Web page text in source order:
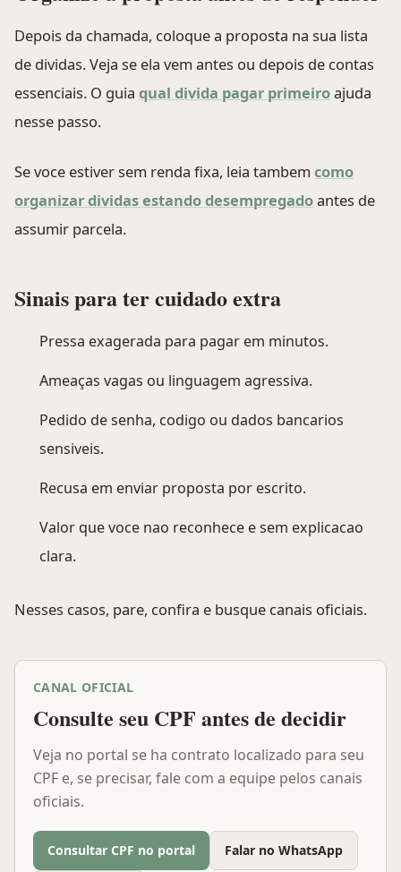
Depois da chamada, coloque a proposta na sua lista
de dividas. Veja se ela vem antes ou depois de contas
essenciais. O guia qual divida pagar primeiroajuda
nesse passo.
Se voce estiver sem renda fixa, leia tambem como
organizar dividas estando desempregadoantes de
assumir parcela.
Sinais para ter cuidado extra
Pressa exagerada para pagar em minutos.
Ameaças vagas ou linguagem agressiva.
Pedido de senha, codigo ou dados bancarios
sensiveis.
Recusa em enviar proposta por escrito.
Valor que voce nao reconhece e sem explicacao
clara.
Nesses casos, pare, confira e busque canais oficiais.
CANAL OFICIAL
Consulte seu CPF antes de decidir
Veja no portal se ha contrato localizado para seu
CPF e, se precisar, fale com a equipe pelos canais
oficiais.
Consultar CPF no portal Falar no WhatsApp